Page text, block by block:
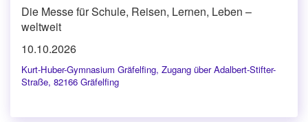
Die Messe für Schule, Reisen, Lernen, Leben –
weltweit
10.10.2026
Kurt-Huber-Gymnasium Gräfelfing, Zugang über Adalbert-Stifter-
Straße, 82166 Gräfelfing